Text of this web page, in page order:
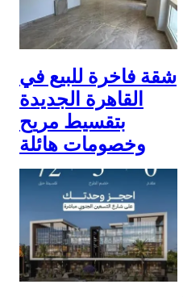
شقة فاخرة للبيع في
القاهرة الجديدة
بتقسيط مريح
وخصومات هائلة
5,000,000 ج.م
25 January 2026